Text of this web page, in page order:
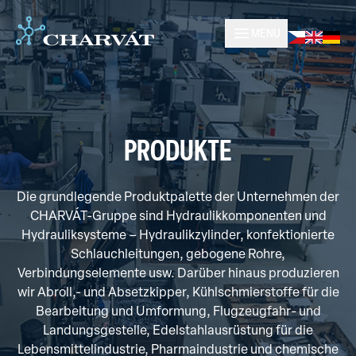
PRODUKTE
Die grundlegende Produktpalette der Unternehmen der
CHARVÁT-Gruppe sind Hydraulikkomponenten und
Hydrauliksysteme – Hydraulikzylinder, konfektionierte
Schlauchleitungen, gebogene Rohre,
Verbindungselemente usw. Darüber hinaus produzieren
wir Abroll,- und Absetzkipper, Kühlschmierstoffe für die
Bearbeitung und Umformung, Flugzeugfahr- und
Landungsgestelle, Edelstahlausrüstung für die
Lebensmittelindustrie, Pharmaindustrie und chemische